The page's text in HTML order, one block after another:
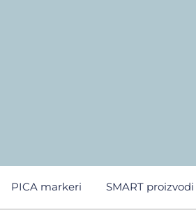
PICA markeri SMART proizvodi